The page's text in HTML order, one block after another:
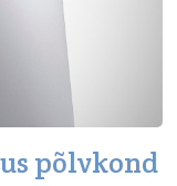
põlvkond